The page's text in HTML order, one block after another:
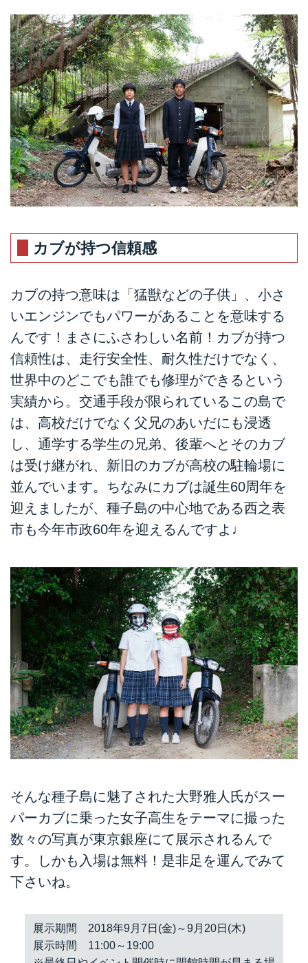
カブが持つ信頼感
カブの持つ意味は「猛獣などの子供」、小さ
いエンジンでもパワーがあることを意味する
んです！まさにふさわしい名前！カブが持つ
信頼性は、走行安全性、耐久性だけでなく、
世界中のどこでも誰でも修理ができるという
実績から。交通手段が限られているこの島で
は、高校だけでなく父兄のあいだにも浸透
し、通学する学生の兄弟、後輩へとそのカブ
は受け継がれ、新旧のカブが高校の駐輪場に
並んでいます。ちなみにカブは誕生60周年を
迎えましたが、種子島の中心地である西之表
市も今年市政60年を迎えるんですよ♩
そんな種子島に魅了された大野雅人氏がスー
パーカブに乗った女子高生をテーマに撮った
数々の写真が東京銀座にて展示されるんで
す。しかも入場は無料！是非足を運んでみて
下さいね。
展示期間 2018年9月7日(金)～9月20日(木)
展示時間 11:00～19:00